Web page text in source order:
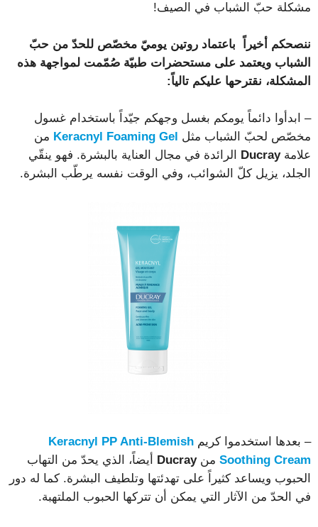
مشكلة حبّ الشباب في الصيف!
ننصحكم أخيراً باعتماد روتين يوميّ مخصّص للحدّ من حبّ
الشباب ويعتمد على مستحضرات طبيّة صُمّمت لمواجهة هذه
المشكلة، نقترحها عليكم تالياً:
– ابدأوا دائماً يومكم بغسل وجهكم جيّداً باستخدام غسول
مخصّص لحبّ الشباب مثل Keracnyl Foaming Gel من
علامةDucray
الرائدة في مجال العناية بالبشرة. فهو ينقّي
الجلد، يزيل كلّ الشوائب، وفي الوقت نفسه يرطّب البشرة.
– بعدها استخدموا كريم Keracnyl PP Anti-Blemish
Soothing Cream منDucray
أيضاً، الذي يحدّ من التهاب
الحبوب ويساعد كثيراً على تهدئتها وتلطيف البشرة. كما له دور
في الحدّ من الآثار التي يمكن أن تتركها الحبوب الملتهبة.